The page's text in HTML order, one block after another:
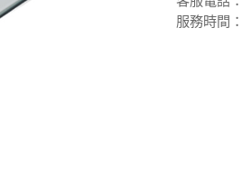
服務時間